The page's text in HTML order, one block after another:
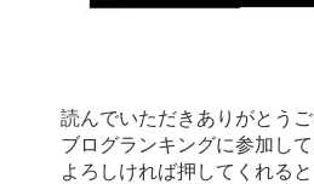
読んでいただきありがとうご
ブログランキングに参加して
よろしければ押してくれる